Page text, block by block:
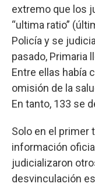
extremo que los
“ultima ratio”
Policía y se
pasado, Primaria
Entre ellas había
omisión de la
En tanto, 133 se
Solo en el primer
información
judicializaron
desvinculación